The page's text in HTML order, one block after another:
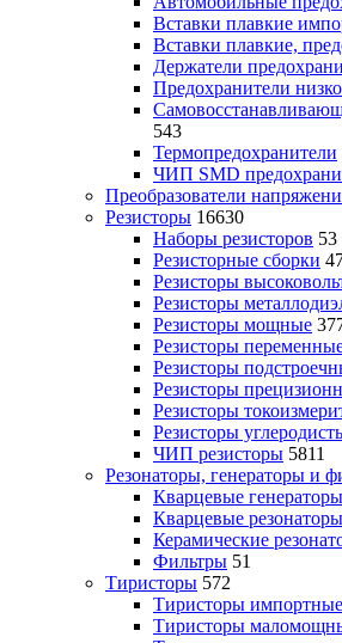
Вставки плавкие
Вставки плавкие,
Держатели
Предохранители
543
Термопредохранители
ЧИП SMD
Преобразователи
Резисторы 16630
Наборы резисторов 53
Резисторные сборки
Резисторы
Резисторы
Резисторы мощные
Резисторы
Резисторы
Резисторы
Резисторы
Резисторы
ЧИП резисторы 5811
Резонаторы, генераторы и
Кварцевые генераторы
Кварцевые резонаторы
Керамические
Фильтры 51
Тиристоры 572
Тиристоры импортные
Тиристоры